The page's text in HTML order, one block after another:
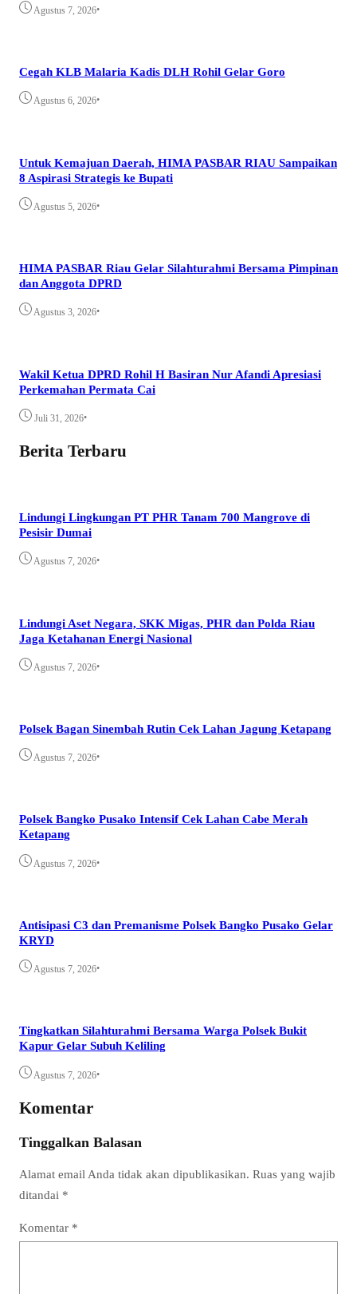
Agustus 7, 2026•
Cegah KLB Malaria Kadis DLH Rohil Gelar Goro
Agustus 6, 2026•
Untuk Kemajuan Daerah, HIMA PASBAR RIAU Sampaikan
8 Aspirasi Strategis ke Bupati
Agustus 5, 2026•
HIMA PASBAR Riau Gelar Silahturahmi Bersama Pimpinan
dan Anggota DPRD
Agustus 3, 2026•
Wakil Ketua DPRD Rohil H Basiran Nur Afandi Apresiasi
Perkemahan Permata Cai
Juli 31, 2026•
Berita Terbaru
Lindungi Lingkungan PT PHR Tanam 700 Mangrove di
Pesisir Dumai
Agustus 7, 2026•
Lindungi Aset Negara, SKK Migas, PHR dan Polda Riau
Jaga Ketahanan Energi Nasional
Agustus 7, 2026•
Polsek Bagan Sinembah Rutin Cek Lahan Jagung Ketapang
Agustus 7, 2026•
Polsek Bangko Pusako Intensif Cek Lahan Cabe Merah
Ketapang
Agustus 7, 2026•
Antisipasi C3 dan Premanisme Polsek Bangko Pusako Gelar
KRYD
Agustus 7, 2026•
Tingkatkan Silahturahmi Bersama Warga Polsek Bukit
Kapur Gelar Subuh Keliling
Agustus 7, 2026•
Komentar
Tinggalkan Balasan
Alamat email Anda tidak akan dipublikasikan. Ruas yang wajib
ditandai *
Komentar *